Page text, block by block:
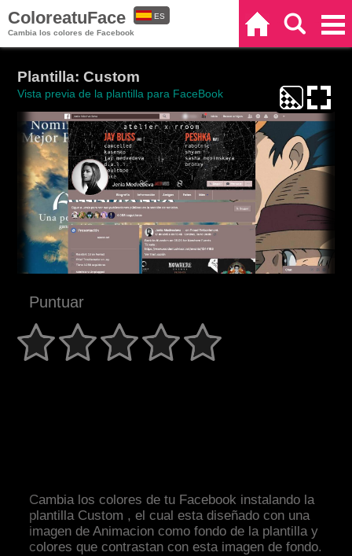
ColoreatuFace
Cambia los colores de Facebook
ES
Plantilla: Custom
Vista previa de la plantilla para FaceBook
Puntuar
Cambia los colores de tu Facebook instalando la
plantilla Custom , el cual esta diseñado con una
imagen de Animacion como fondo de la plantilla y
colores que contrastan con esta imagen de fondo.